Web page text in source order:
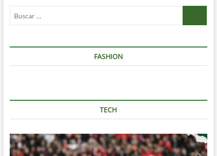
FASHION
TECH